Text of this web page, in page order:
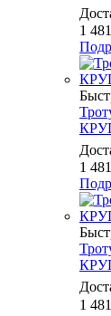
1 481
1 481
1 481